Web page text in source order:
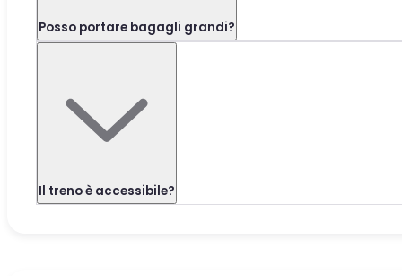
Posso portare bagagli grandi?
Il treno è accessibile?